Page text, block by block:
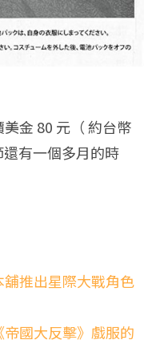
金 80 元（ 約台幣
有一個多月的時
推出星際大戰角色
國大反擊》戲服的